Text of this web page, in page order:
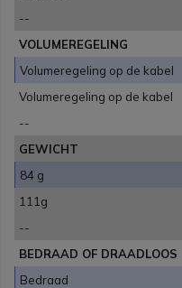
--
VOLUMEREGELING
Volumeregeling op de kabel
Volumeregeling op de kabel
--
GEWICHT
84 g
111g
--
BEDRAAD OF DRAADLOOS
Bedraad